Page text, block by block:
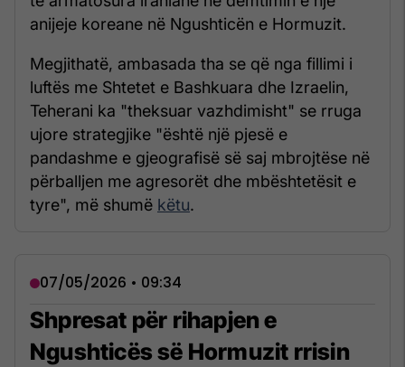
anijeje koreane në Ngushticën e Hormuzit.
Megjithatë, ambasada tha se që nga fillimi i
luftës me Shtetet e Bashkuara dhe Izraelin,
Teherani ka "theksuar vazhdimisht" se rruga
ujore strategjike "është një pjesë e
pandashme e gjeografisë së saj mbrojtëse në
përballjen me agresorët dhe mbështetësit e
tyre", më shumë këtu.
07/05/2026 • 09:34
Shpresat për rihapjen e
Ngushticës së Hormuzit rrisin